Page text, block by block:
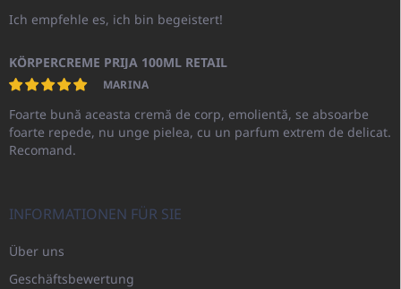
Ich empfehle es, ich bin begeistert!
KÖRPERCREME PRIJA 100ML RETAIL
MARINA
Foarte bună aceasta cremă de corp, emolientă, se absoarbe
foarte repede, nu unge pielea, cu un parfum extrem de delicat.
Recomand.
INFORMATIONEN FÜR SIE
Über uns
Geschäftsbewertung